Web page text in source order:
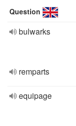
Question
bulwarks
remparts
equipage